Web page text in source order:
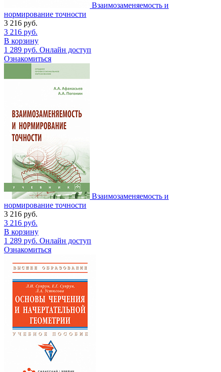
Взаимозаменяемость и
нормирование точности
3 216 руб.
3 216 руб.
В корзину
1 289 руб. Онлайн доступ
Ознакомиться
Взаимозаменяемость и
нормирование точности
3 216 руб.
3 216 руб.
В корзину
1 289 руб. Онлайн доступ
Ознакомиться